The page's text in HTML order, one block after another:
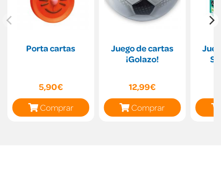
Porta cartas
5,90€
Comprar
Juego de cartas
¡Golazo!
12,99€
Comprar